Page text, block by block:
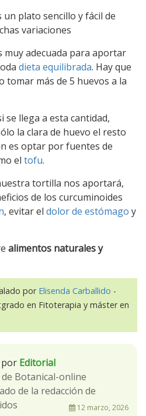
plato sencillo y fácil de
variaciones
muy adecuada para aportar
dieta equilibrada. Hay que
tomar más de 5 huevos a la
se llega a esta cantidad,
la clara de huevo el resto
es optar por fuentes de
el tofu.
tortilla nos aportará,
de los curcuminoides
, evitar el dolor de estómago y
alimentos naturales y
por Elisenda Carballido -
en Fitoterapia y máster en
por Editorial
Botanical-online
de la redacción de
12 marzo, 2026